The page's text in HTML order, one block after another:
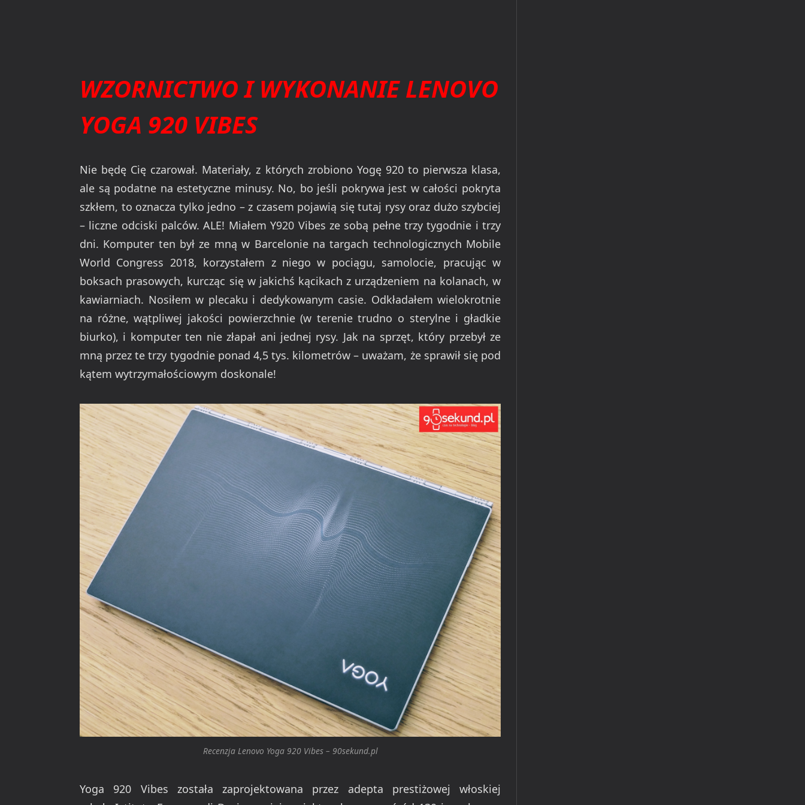
WZORNICTWO I WYKONANIE LENOVO
YOGA 920 VIBES
Nie będę Cię czarował. Materiały, z których zrobiono Yogę 920 to pierwsza klasa,
ale są podatne na estetyczne minusy. No, bo jeśli pokrywa jest w całości pokryta
szkłem, to oznacza tylko jedno – z czasem pojawią się tutaj rysy oraz dużo szybciej
– liczne odciski palców. ALE! Miałem Y920 Vibes ze sobą pełne trzy tygodnie i trzy
dni. Komputer ten był ze mną w Barcelonie na targach technologicznych Mobile
World Congress 2018, korzystałem z niego w pociągu, samolocie, pracując w
boksach prasowych, kurcząc się w jakichś kącikach z urządzeniem na kolanach, w
kawiarniach. Nosiłem w plecaku i dedykowanym casie. Odkładałem wielokrotnie
na różne, wątpliwej jakości powierzchnie (w terenie trudno o sterylne i gładkie
biurko), i komputer ten nie złapał ani jednej rysy. Jak na sprzęt, który przebył ze
mną przez te trzy tygodnie ponad 4,5 tys. kilometrów – uważam, że sprawił się pod
kątem wytrzymałościowym doskonale!
Recenzja Lenovo Yoga 920 Vibes – 90sekund.pl
Yoga 920 Vibes została zaprojektowana przez adepta prestiżowej włoskiej